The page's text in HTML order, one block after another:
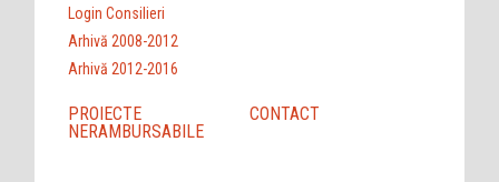
Login Consilieri
Arhivă 2008-2012
Arhivă 2012-2016
PROIECTE
NERAMBURSABILE
CONTACT